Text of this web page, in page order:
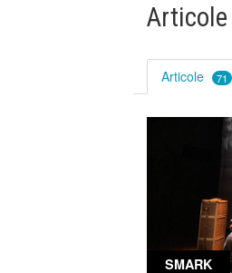
Articole 71
SMARK